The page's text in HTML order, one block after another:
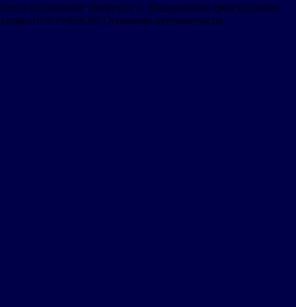
восприятие требуется: 1. Надлежащее представление
и точности; Основные детерминанты